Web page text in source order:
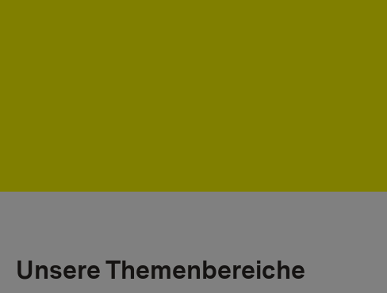
Unsere Themenbereiche